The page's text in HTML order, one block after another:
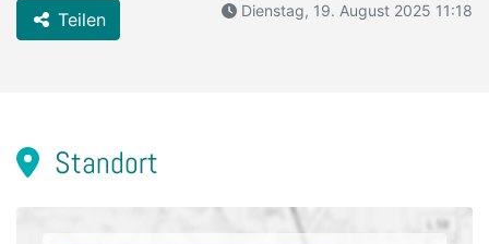
Teilen Dienstag, 19. August 2025 11:18
Standort